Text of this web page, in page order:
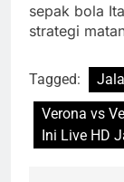
sepak bola
strategi
Tagged:
Verona vs
Ini Live HD